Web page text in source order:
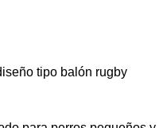
tipo balón rugby